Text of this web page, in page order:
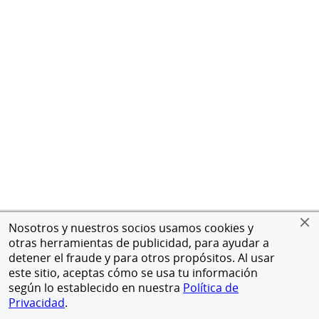
Nosotros y nuestros socios usamos cookies y
otras herramientas de publicidad, para ayudar a
detener el fraude y para otros propósitos. Al usar
este sitio, aceptas cómo se usa tu información
según lo establecido en nuestra Política de
Privacidad.